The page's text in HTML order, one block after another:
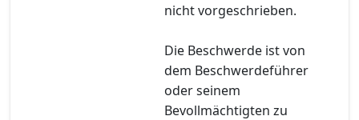
nicht vorgeschrieben.
Die Beschwerde ist von
dem Beschwerdeführer
oder seinem
Bevollmächtigten zu